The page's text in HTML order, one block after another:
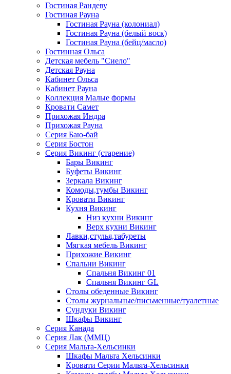
Гостиная Рандеву
Гостиная Рауна
Гостиная Рауна (колониал)
Гостиная Рауна (белый воск)
Гостиная Рауна (бейц/масло)
Гостинная Ольса
Детская мебель "Сиело"
Детская Рауна
Кабинет Ольса
Кабинет Рауна
Коллекция Малые формы
Кровати Самет
Прихожая Индра
Прихожая Рауна
Серия Баю-бай
Серия Бостон
Серия Викинг (старение)
Бары Викинг
Буфеты Викинг
Зеркала Викинг
Комоды,тумбы Викинг
Кровати Викинг
Кухня Викинг
Низ кухни Викинг
Верх кухни Викинг
Лавки,стулья,табуреты
Мягкая мебель Викинг
Прихожие Викинг
Спальни Викинг
Спальня Викинг 01
Спальня Викинг GL
Столы обеденные Викинг
Столы журнальные/письменные/туалетные
Сундуки Викинг
Шкафы Викинг
Серия Канада
Серия Лак (ММЦ)
Серия Мальта-Хельсинки
Шкафы Мальта Хельсинки
Кровати Серии Мальта-Хельсинки